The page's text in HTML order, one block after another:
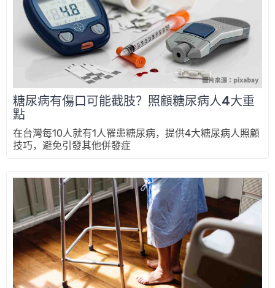
糖尿病有傷口可能截肢？照顧糖尿病人4大重
點
在台灣每10人就有1人罹患糖尿病，提供4大糖尿病人照顧
技巧，避免引發其他併發症